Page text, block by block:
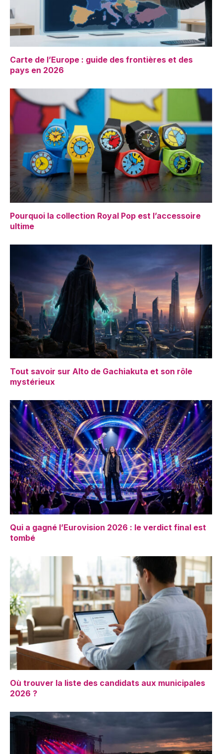
Carte de l’Europe : guide des frontières et des
pays en 2026
Pourquoi la collection Royal Pop est l’accessoire
ultime
Tout savoir sur Alto de Gachiakuta et son rôle
mystérieux
Qui a gagné l’Eurovision 2026 : le verdict final est
tombé
Où trouver la liste des candidats aux municipales
2026 ?